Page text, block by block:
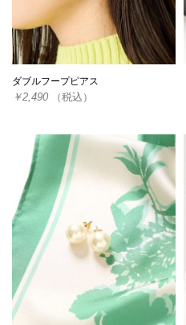
ダブルフープピアス
￥2,490 （税込）